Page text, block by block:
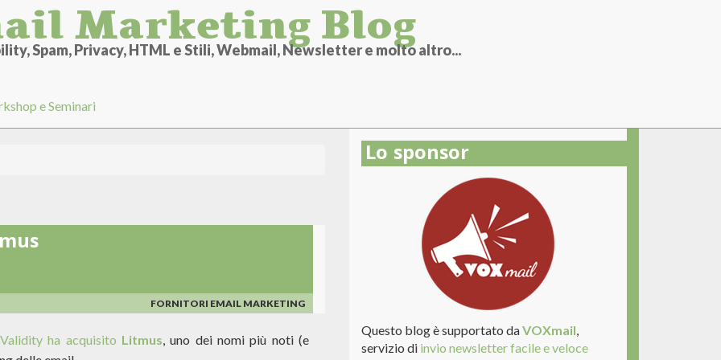
Marketing Blog
Spam, Privacy, HTML e Stili, Webmail, Newsletter e molto altro...
e Seminari
FORNITORI EMAIL MARKETING
Validity ha acquisito Litmus, uno dei nomi più noti (e
Lo sponsor
Questo blog è supportato daVOXmail,
servizio di invio newsletter facile e veloce